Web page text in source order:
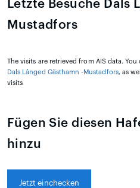
Letzte Besuche Dals
Mustadfors
The visits are retrieved from AIS data.
Dals Långed Gästhamn -Mustadfors, as
visits
Fügen Sie diesen
hinzu
Jetzt einchecken